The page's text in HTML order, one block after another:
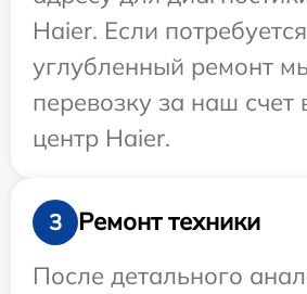
Haier. Если потребуется
углубленный ремонт
перевозку за наш счет
центр Haier.
3
Ремонт техники
После детального